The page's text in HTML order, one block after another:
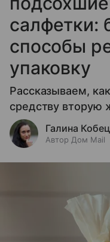
салфетки:
способы
упаковку
Рассказываем,
средству вторую
Галина Кобец
Автор Дом Mail